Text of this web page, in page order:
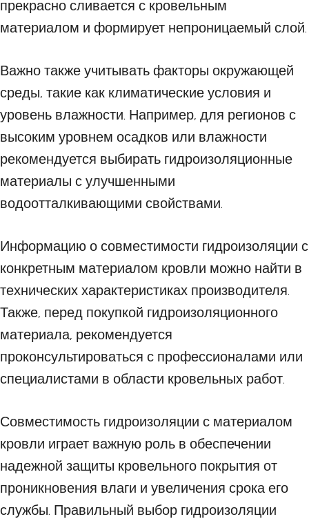
прекрасно сливается с кровельным
материалом и формирует непроницаемый слой.
Важно также учитывать факторы окружающей
среды, такие как климатические условия и
уровень влажности. Например, для регионов с
высоким уровнем осадков или влажности
рекомендуется выбирать гидроизоляционные
материалы с улучшенными
водоотталкивающими свойствами.
Информацию о совместимости гидроизоляции с
конкретным материалом кровли можно найти в
технических характеристиках производителя.
Также, перед покупкой гидроизоляционного
материала, рекомендуется
проконсультироваться с профессионалами или
специалистами в области кровельных работ.
Совместимость гидроизоляции с материалом
кровли играет важную роль в обеспечении
надежной защиты кровельного покрытия от
проникновения влаги и увеличения срока его
службы. Правильный выбор гидроизоляции